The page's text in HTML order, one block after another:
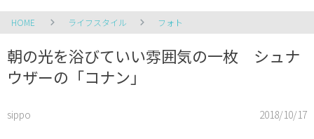
HOME ライフスタイル フォト
朝の光を浴びていい雰囲気の一枚 シュナ
ウザーの「コナン」
sippo 2018/10/17